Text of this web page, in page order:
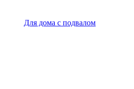
Для дома с подвалом